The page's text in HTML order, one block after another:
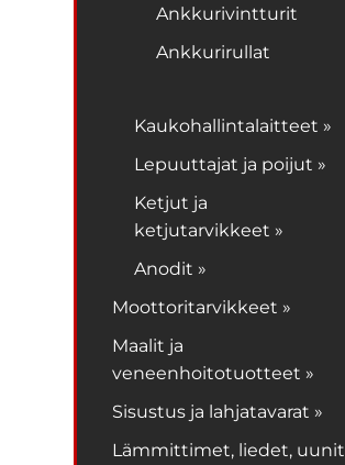
Ankkurivintturit
Ankkurirullat
Kaukohallintalaitteet »
Lepuuttajat ja poijut »
Ketjut ja
ketjutarvikkeet »
Anodit »
Moottoritarvikkeet »
Maalit ja
veneenhoitotuotteet »
Sisustus ja lahjatavarat »
Lämmittimet, liedet, uunit